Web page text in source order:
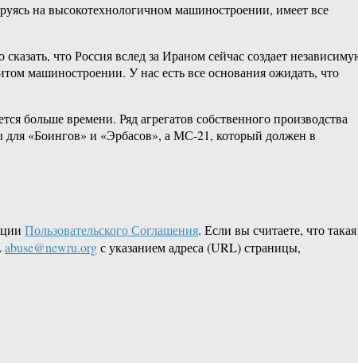
на высокотехнологичном машиностроении, имеет все
что Россия вслед за Ираном сейчас создает
машиностроении. У нас есть все основания ожидать, что
больше времени. Ряд агрегатов собственного производства
для «Боингов» и «Эрбасов», а МС-21, который должен в
Пользовательского Соглашения. Если вы считаете, что такая
abuse@newru.orgс указанием адреса (URL) страницы,